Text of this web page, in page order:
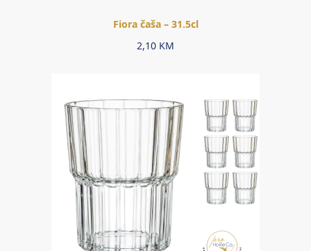
Fiora čaša – 31.5cl
2,10 KM